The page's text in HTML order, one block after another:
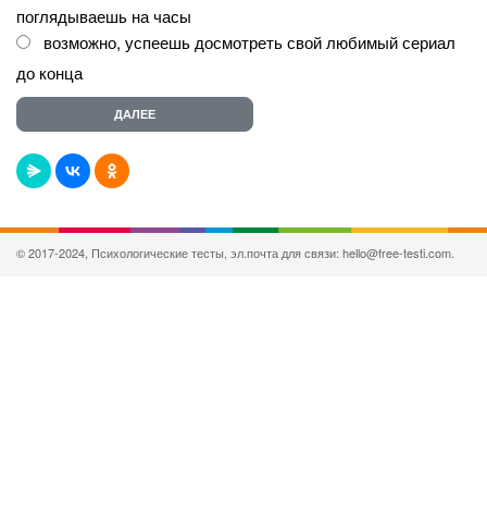
поглядываешь на часы
возможно, успеешь досмотреть свой любимый сериал
до конца
© 2017-2024, Психологические тесты, эл.почта для связи: hello@free-testi.com.